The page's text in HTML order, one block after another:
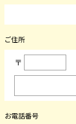
ご住所
〒
お電話番号